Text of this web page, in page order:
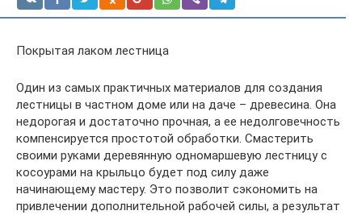
Покрытая лаком лестница
Один из самых практичных материалов для создания
лестницы в частном доме или на даче – древесина. Она
недорогая и достаточно прочная, а ее недолговечность
компенсируется простотой обработки. Смастерить
своими руками деревянную одномаршевую лестницу с
косоурами на крыльцо будет под силу даже
начинающему мастеру. Это позволит сэкономить на
привлечении дополнительной рабочей силы, а результат